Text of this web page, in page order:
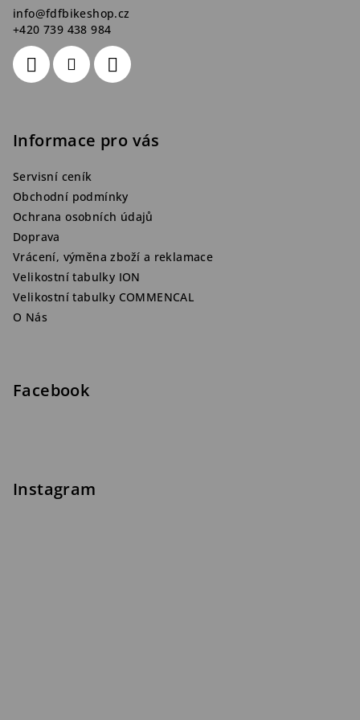
info@fdfbikeshop.cz
+420 739 438 984
Informace pro vás
Servisní ceník
Obchodní podmínky
Ochrana osobních údajů
Doprava
Vrácení, výměna zboží a reklamace
Velikostní tabulky ION
Velikostní tabulky COMMENCAL
O Nás
Facebook
Instagram